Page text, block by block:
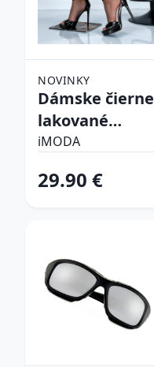
NOVINKY
Dámske čierne
lakované
sandálky
iMODA
29.90 €